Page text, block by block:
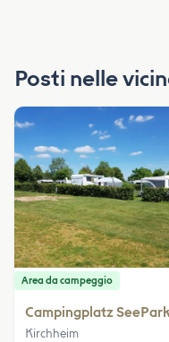
Posti nelle
Area da campeggio
Campingplatz
Kirchheim